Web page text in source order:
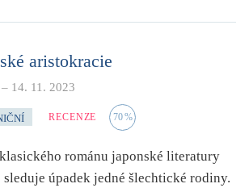
aristokracie
– 14. 11. 2023
RECENZE 70%
románu japonské literatury
úpadek jedné šlechtické rodiny.